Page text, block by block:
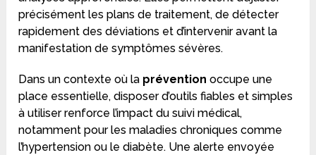
précisément les plans de traitement, de détecter
rapidement des déviations et d’intervenir avant la
manifestation de symptômes sévères.
Dans un contexte où la prévention occupe une
place essentielle, disposer d’outils fiables et simples
à utiliser renforce l’impact du suivi médical,
notamment pour les maladies chroniques comme
l’hypertension ou le diabète. Une alerte envoyée